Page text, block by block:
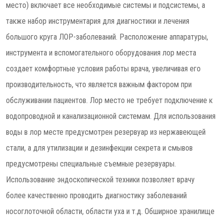
место) включает все необходимые системы и подсистемы, а
также набор инструментария для диагностики и лечения
большого круга ЛОР-заболеваний. Расположение аппаратуры,
инструмента и вспомогательного оборудования лор места
создает комфортные условия работы врача, увеличивая его
производительность, что является важным фактором при
обслуживании пациентов. Лор место не требует подключение к
водопроводной и канализационной системам. Для использования
воды в лор месте предусмотрен резервуар из нержавеющей
стали, а для утилизации и дезинфекции секрета и смывов
предусмотрены специальные съемные резервуары.
Использование эндоскопической техники позволяет врачу
более качественно проводить диагностику заболеваний
носоглоточной области, области уха и т.д. Обширное хранилище